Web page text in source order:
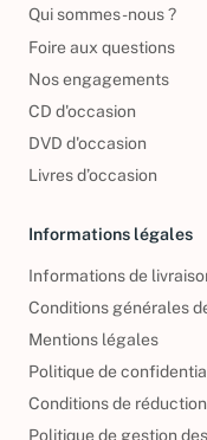
Qui sommes-nous ?
Foire aux questions
Nos engagements
CD d'occasion
DVD d'occasion
Livres d’occasion
Informations légales
Informations de
Conditions générales
Mentions légales
Politique de
Conditions de
Politique de gestion